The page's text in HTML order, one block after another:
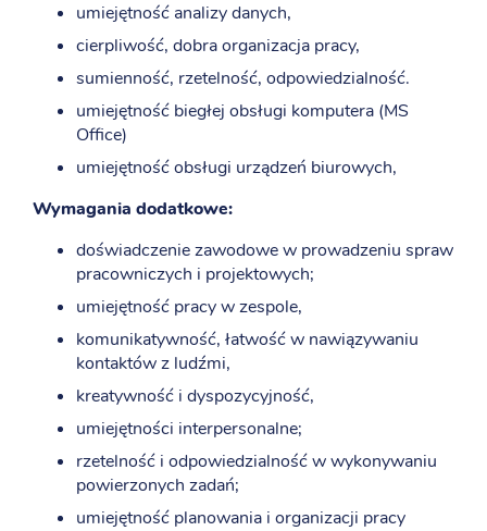
umiejętność analizy danych,
cierpliwość, dobra organizacja pracy,
sumienność, rzetelność, odpowiedzialność.
umiejętność biegłej obsługi komputera (MS
Office)
umiejętność obsługi urządzeń biurowych,
Wymagania dodatkowe:
doświadczenie zawodowe w prowadzeniu spraw
pracowniczych i projektowych;
umiejętność pracy w zespole,
komunikatywność, łatwość w nawiązywaniu
kontaktów z ludźmi,
kreatywność i dyspozycyjność,
umiejętności interpersonalne;
rzetelność i odpowiedzialność w wykonywaniu
powierzonych zadań;
umiejętność planowania i organizacji pracy